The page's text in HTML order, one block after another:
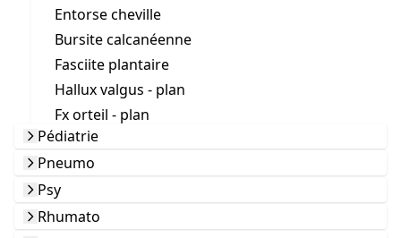
Entorse cheville
Bursite calcanéenne
Fasciite plantaire
Hallux valgus - plan
Fx orteil - plan
Pédiatrie
Pneumo
Psy
Rhumato